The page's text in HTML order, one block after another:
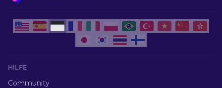
HILFE
Community